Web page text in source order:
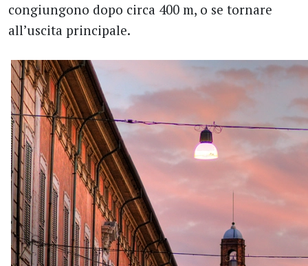
congiungono dopo circa 400 m, o se tornare
all’uscita principale.